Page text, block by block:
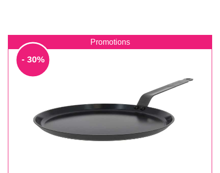
Promotions
- 30%